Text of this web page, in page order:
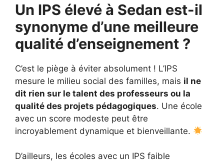
Un IPS élevé à Sedan est-il
synonyme d’une meilleure
qualité d’enseignement ?
C’est le piège à éviter absolument ! L’IPS
mesure le milieu social des familles, mais il ne
dit rien sur le talent des professeurs ou la
qualité des projets pédagogiques. Une école
avec un score modeste peut être
incroyablement dynamique et bienveillante.
D’ailleurs, les écoles avec un IPS faible